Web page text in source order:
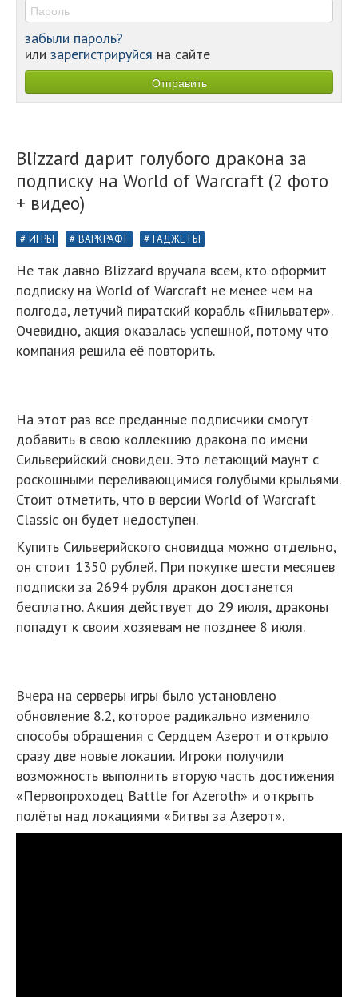
забыли пароль?
или зарегистрируйся на сайте
Blizzard дарит голубого дракона за
подписку на World of Warcraft (2 фото
+ видео)
ИГРЫ ВАРКРАФТ ГАДЖЕТЫ
Не так давно Blizzard вручала всем, кто оформит
подписку на World of Warcraft не менее чем на
полгода, летучий пиратский корабль «Гнильватер».
Очевидно, акция оказалась успешной, потому что
компания решила её повторить.
На этот раз все преданные подписчики смогут
добавить в свою коллекцию дракона по имени
Сильверийский сновидец. Это летающий маунт с
роскошными переливающимися голубыми крыльями.
Стоит отметить, что в версии World of Warcraft
Classic он будет недоступен.
Купить Сильверийского сновидца можно отдельно,
он стоит 1350 рублей. При покупке шести месяцев
подписки за 2694 рубля дракон достанется
бесплатно. Акция действует до 29 июля, драконы
попадут к своим хозяевам не позднее 8 июля.
Вчера на серверы игры было установлено
обновление 8.2, которое радикально изменило
способы обращения с Сердцем Азерот и открыло
сразу две новые локации. Игроки получили
возможность выполнить вторую часть достижения
«Первопроходец Battle for Azeroth» и открыть
полёты над локациями «Битвы за Азерот».